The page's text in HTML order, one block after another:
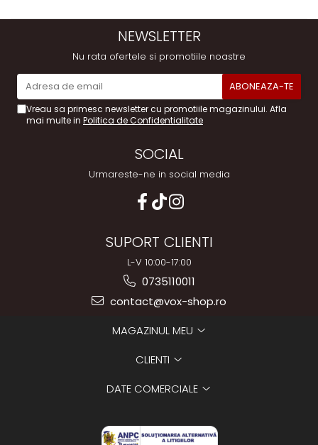
NEWSLETTER
Nu rata ofertele si promotiile noastre
Vreau sa primesc newsletter cu promotiile magazinului. Afla
mai multe in Politica de Confidentialitate
SOCIAL
Urmareste-ne in social media
SUPORT CLIENTI
L-V 10:00-17:00
0735110011
contact@vox-shop.ro
MAGAZINUL MEU
CLIENTI
DATE COMERCIALE